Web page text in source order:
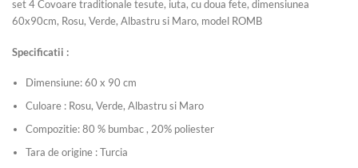
set 4 Covoare traditionale tesute, iuta, cu doua fete, dimensiunea
60x90cm, Rosu, Verde, Albastru si Maro, model ROMB
Specificatii :
Dimensiune: 60 x 90 cm
Culoare : Rosu, Verde, Albastru si Maro
Compozitie: 80 % bumbac , 20% poliester
Tara de origine : Turcia